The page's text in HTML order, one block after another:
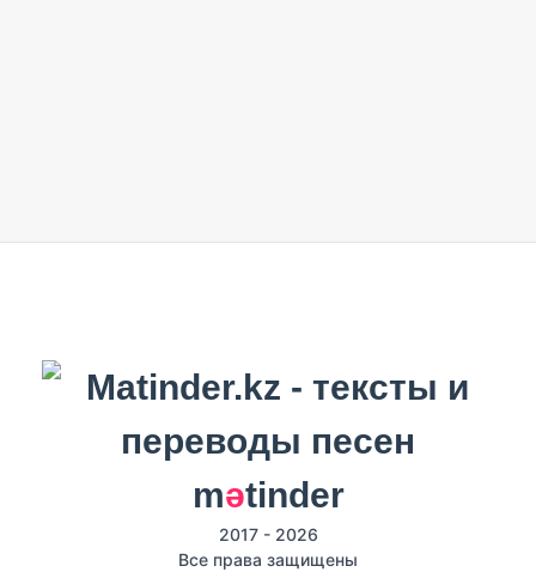
mәtinder
2017 - 2026
Все права защищены